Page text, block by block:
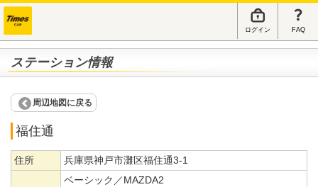
ログイン FAQ
ステーション情報
周辺地図に戻る
福住通
住所 兵庫県神戸市灘区福住通3-1
ベーシック／MAZDA2